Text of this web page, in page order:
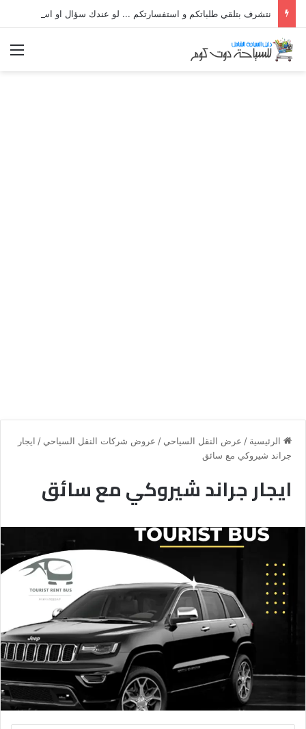
الرئيسية / عرض النقل السياحي / عروض شركات النقل السياحي / ايجار
جراند شيروكي مع سائق
ايجار جراند شيروكي مع سائق